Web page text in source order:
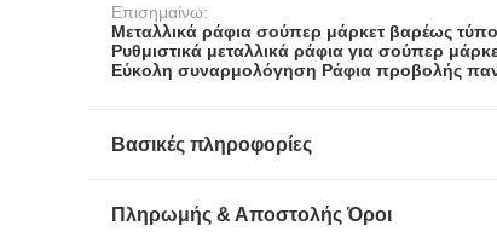
Επισημαίνω:
Μεταλλικά ράφια σούπερ μάρκετ βαρέως
Ρυθμιστικά μεταλλικά ράφια για σούπερ
Εύκολη συναρμολόγηση Ράφια προβολής
Βασικές πληροφορίες
Πληρωμής & Αποστολής Όροι